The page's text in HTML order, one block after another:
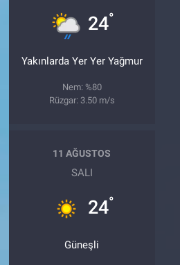
24°
Yakınlarda Yer Yer Yağmur
Nem: %80
Rüzgar: 3.50 m/s
11 AĞUSTOS
SALI
24°
Güneşli